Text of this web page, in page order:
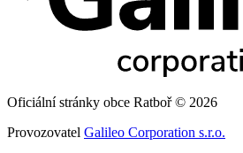
Oficiální stránky obce Ratboř © 2026
Provozovatel Galileo Corporation s.r.o.